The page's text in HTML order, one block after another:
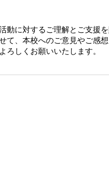
動に対するご理解とご支援
て、本校へのご意見やご感
ろしくお願いいたします。